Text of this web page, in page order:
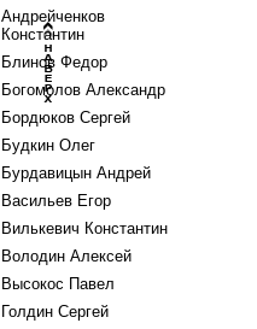
Андрейченков
Константин
Блинов Федор
Богомолов Александр
Бордюков Сергей
Будкин Олег
Бурдавицын Андрей
Васильев Егор
Вилькевич Константин
Володин Алексей
Высокос Павел
Голдин Сергей